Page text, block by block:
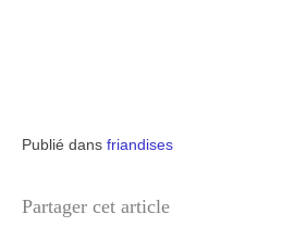
Publié dans friandises
Partager cet article